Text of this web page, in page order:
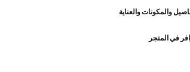
والمكونات والعناية
في المتجر